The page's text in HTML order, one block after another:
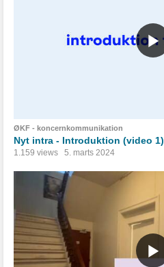
ØKF - koncernkommunikation
Nyt intra - Introduktion (video 1)
1.159 views 5. marts 2024